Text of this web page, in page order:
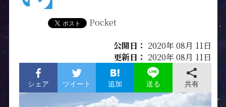
Pocket
公開日： 2020年 08月 11日
更新日： 2020年 08月 11日
シェア ツイート 追加 送る 共有